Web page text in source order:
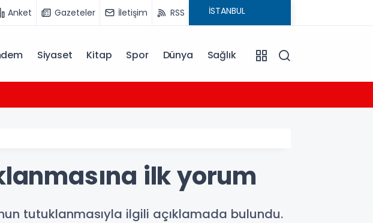
Anket Gazeteler İletişim RSS
Siyaset Kitap Spor Dünya Sağlık
ilk yorum
tutuklanmasıyla ilgili açıklamada bulundu.